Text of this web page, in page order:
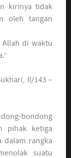
kirinya tidak
oleh tangan
Allah di waktu
II/143 –
bondong
pihak ketiga
dalam rangka
suatu